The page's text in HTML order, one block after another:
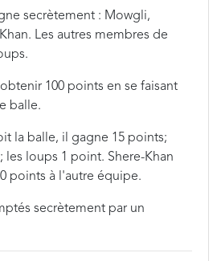
secrètement : Mowgli,
Les autres membres de
100 points en se faisant
balle.
la balle, il gagne 15 points;
les loups 1 point. Shere-Khan
points à l'autre équipe.
secrètement par un